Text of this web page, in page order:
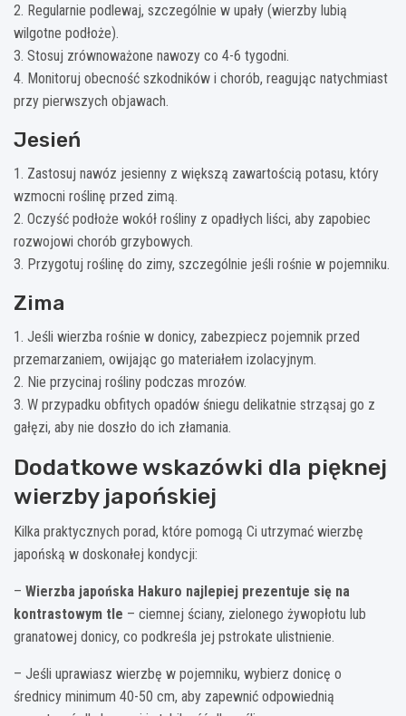
2. Regularnie podlewaj, szczególnie w upały (wierzby lubią
wilgotne podłoże).
3. Stosuj zrównoważone nawozy co 4-6 tygodni.
4. Monitoruj obecność szkodników i chorób, reagując natychmiast
przy pierwszych objawach.
Jesień
1. Zastosuj nawóz jesienny z większą zawartością potasu, który
wzmocni roślinę przed zimą.
2. Oczyść podłoże wokół rośliny z opadłych liści, aby zapobiec
rozwojowi chorób grzybowych.
3. Przygotuj roślinę do zimy, szczególnie jeśli rośnie w pojemniku.
Zima
1. Jeśli wierzba rośnie w donicy, zabezpiecz pojemnik przed
przemarzaniem, owijając go materiałem izolacyjnym.
2. Nie przycinaj rośliny podczas mrozów.
3. W przypadku obfitych opadów śniegu delikatnie strząsaj go z
gałęzi, aby nie doszło do ich złamania.
Dodatkowe wskazówki dla pięknej
wierzby japońskiej
Kilka praktycznych porad, które pomogą Ci utrzymać wierzbę
japońską w doskonałej kondycji:
– Wierzba japońska Hakuro najlepiej prezentuje się na
kontrastowym tle – ciemnej ściany, zielonego żywopłotu lub
granatowej donicy, co podkreśla jej pstrokate ulistnienie.
– Jeśli uprawiasz wierzbę w pojemniku, wybierz donicę o
średnicy minimum 40-50 cm, aby zapewnić odpowiednią